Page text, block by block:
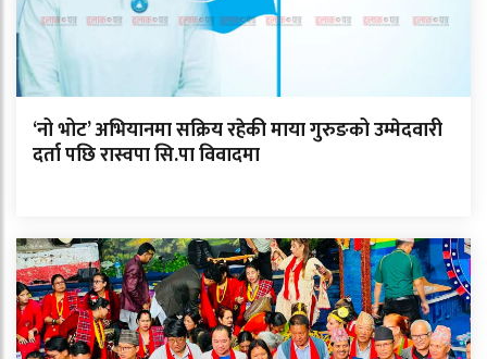
‘नो भोट’ अभियानमा सक्रिय रहेकी माया गुरुङको उम्मेदवारी
दर्ता पछि रास्वपा सि.पा विवादमा